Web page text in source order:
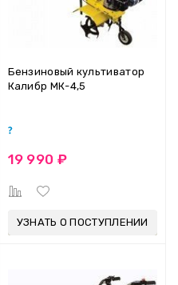
Бензиновый культиватор
Калибр МК-4,5
19 990 ₽
УЗНАТЬ О ПОСТУПЛЕНИИ